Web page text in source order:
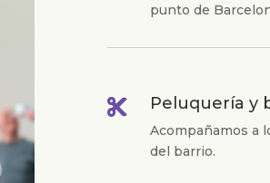
punto de
 Peluquería y
Acompañamos a
del barrio.